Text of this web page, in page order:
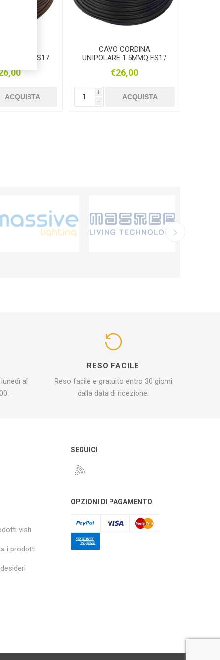
1.5MMQ FS17
ACQUISTA
CAVO CORDINA
UNIPOLARE 1.5MMQ FS17
€26,00
i
h
ACQUISTA
al
RESO FACILE
Reso facile e gratuito entro 30 giorni
dalla data di ricezione.
visti
i prodotti
SEGUICI
OPZIONI DI PAGAMENTO